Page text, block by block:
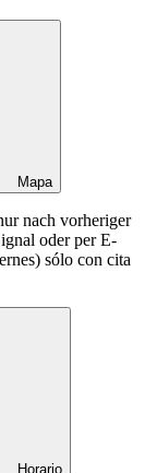
Mapa
nach vorheriger
oder per E-
sólo con cita
Horario